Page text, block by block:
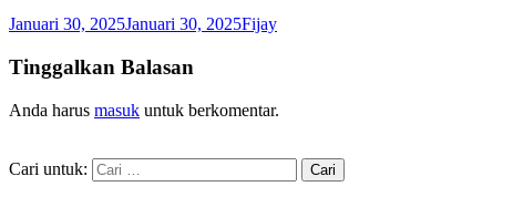
Januari 30, 2025Januari 30, 2025Fijay
Tinggalkan Balasan
Anda harus masuk untuk berkomentar.
Cari untuk: